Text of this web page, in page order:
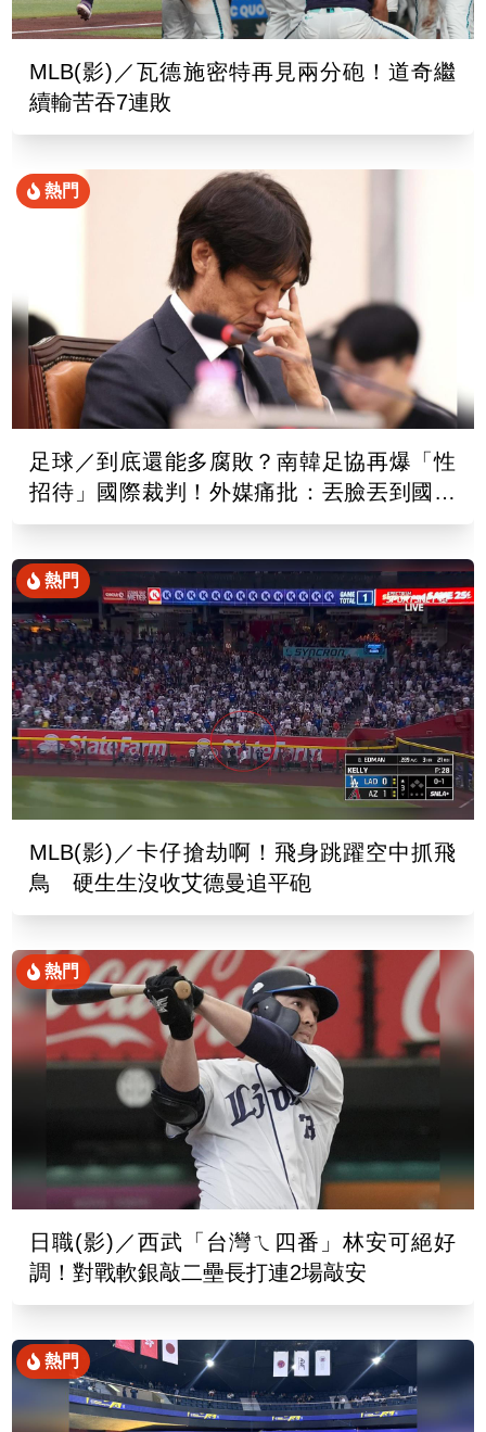
MLB(影)／瓦德施密特再見兩分砲！道奇繼
續輸苦吞7連敗
熱門
足球／到底還能多腐敗？南韓足協再爆「性
招待」國際裁判！外媒痛批：丟臉丟到國外
去
熱門
MLB(影)／卡仔搶劫啊！飛身跳躍空中抓飛
鳥 硬生生沒收艾德曼追平砲
熱門
日職(影)／西武「台灣ㄟ四番」林安可絕好
調！對戰軟銀敲二壘長打連2場敲安
熱門